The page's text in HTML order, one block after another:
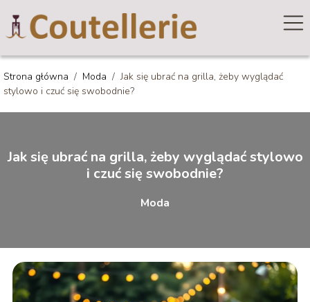
Strona główna / Moda /Jak się ubrać na grilla, żeby wyglądać
stylowo i czuć się swobodnie?
Jak się ubrać na grilla, żeby wyglądać stylowo
i czuć się swobodnie?
Moda